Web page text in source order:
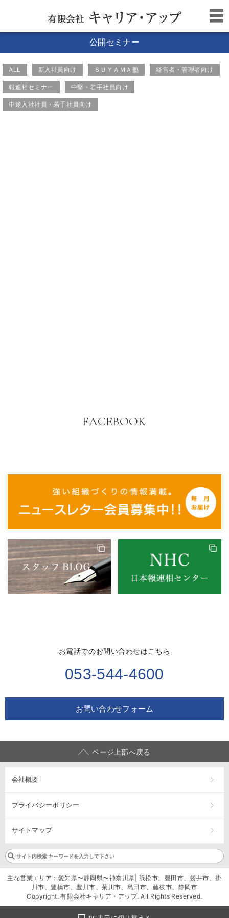
公開セミナー
ALL 新入社員向け ＳＵＹＡＭＡ塾 経営者・管理者向け
報連相セミナー 中堅・若手社員向け
中途入社社員・若手社員向け
FACEBOOK
お電話でのお問い合わせはこちら
053-544-4600
お問い合わせフォーム
ページ上部へ戻る
会社概要
プライバシーポリシー
サイトマップ
主な営業エリア：愛知県〜静岡県〜神奈川県| 浜松市、磐田市、袋井市、掛
川市、豊橋市、豊川市、菊川市、島田市、藤枝市、静岡市
Copyright. 有限会社キャリア・アップ. All Rights Reserved.